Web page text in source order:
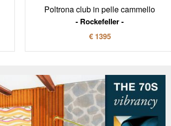
Poltrona club in pelle cammello
Rockefeller
€ 1395